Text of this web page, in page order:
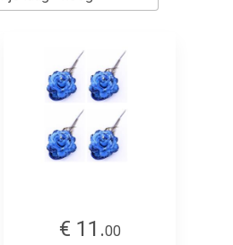
€ 11.00